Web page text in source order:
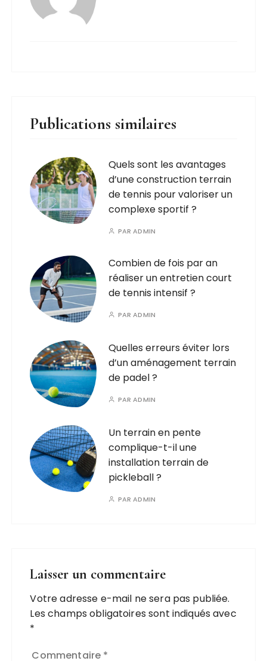
Publications similaires
Quels sont les avantages
d’une construction terrain
de tennis pour valoriser un
complexe sportif ?
PARADMIN
Combien de fois par an
réaliser un entretien court
de tennis intensif ?
PARADMIN
Quelles erreurs éviter lors
d’un aménagement terrain
de padel ?
PARADMIN
Un terrain en pente
complique-t-il une
installation terrain de
pickleball ?
PARADMIN
Laisser un commentaire
Votre adresse e-mail ne sera pas publiée.
Les champs obligatoires sont indiqués avec
*
Commentaire *